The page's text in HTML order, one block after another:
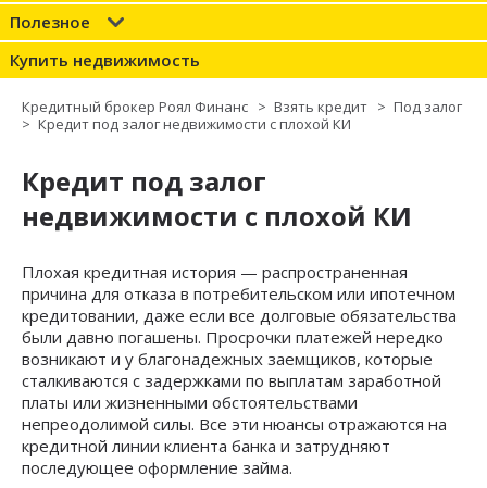
Полезное
Купить недвижимость
Кредитный брокер Роял Финанс > Взять кредит > Под залог
> Кредит под залог недвижимости с плохой КИ
Кредит под залог
недвижимости с плохой КИ
Плохая кредитная история — распространенная
причина для отказа в потребительском или ипотечном
кредитовании, даже если все долговые обязательства
были давно погашены. Просрочки платежей нередко
возникают и у благонадежных заемщиков, которые
сталкиваются с задержками по выплатам заработной
платы или жизненными обстоятельствами
непреодолимой силы. Все эти нюансы отражаются на
кредитной линии клиента банка и затрудняют
последующее оформление займа.